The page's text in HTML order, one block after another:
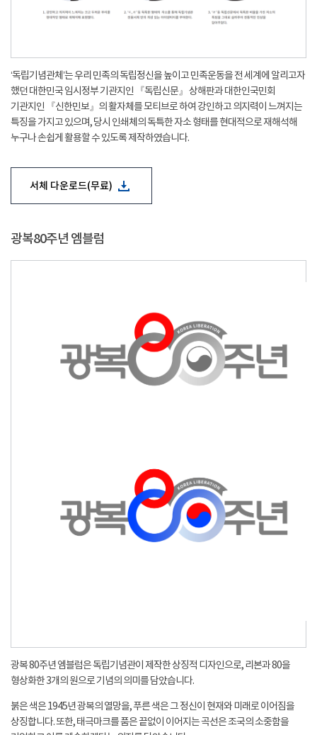
‘독립기념관체’는 우리 민족의 독립정신을 높이고 민족운동을 전 세계에 알리고자
했던 대한민국 임시정부 기관지인 『독립신문』 상해판과 대한인국민회
기관지인 『신한민보』의 활자체를 모티브로 하여 강인하고 의지력이 느껴지는
특징을 가지고 있으며, 당시 인쇄체의 독특한 자소 형태를 현대적으로 재해석해
누구나 손쉽게 활용할 수 있도록 제작하였습니다.
서체 다운로드(무료)
광복80주년 엠블럼
광복 80주년 엠블럼은 독립기념관이 제작한 상징적 디자인으로, 리본과 80을
형상화한 3개의 원으로 기념의 의미를 담았습니다.
붉은 색은 1945년 광복의 열망을, 푸른 색은 그 정신이 현재와 미래로 이어짐을
상징합니다. 또한, 태극마크를 품은 끝없이 이어지는 곡선은 조국의 소중함을